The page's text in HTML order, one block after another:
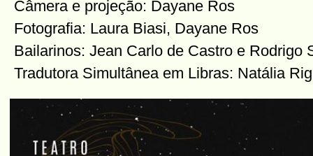
Câmera e projeção: Dayane Ros
Fotografia: Laura Biasi, Dayane Ros
Bailarinos: Jean Carlo de Castro e Rodrigo
Tradutora Simultânea em Libras: Natália